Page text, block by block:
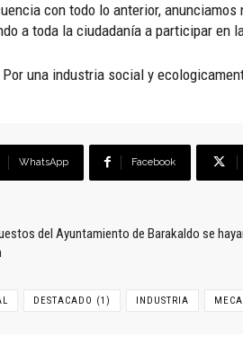
con todo lo anterior,
a toda la ciudadanía a participar en
una industria social y
WhatsApp Facebook
del Ayuntamiento de Barakaldo se
DESTACADO (1) INDUSTRIA